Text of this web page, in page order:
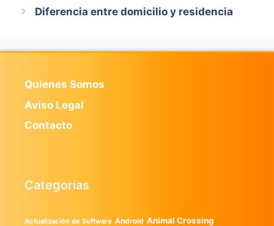
Diferencia entre domicilio y residencia
Quienes Somos
Aviso Legal
Contacto
Categorías
Actualización de Software Android Animal Crossing